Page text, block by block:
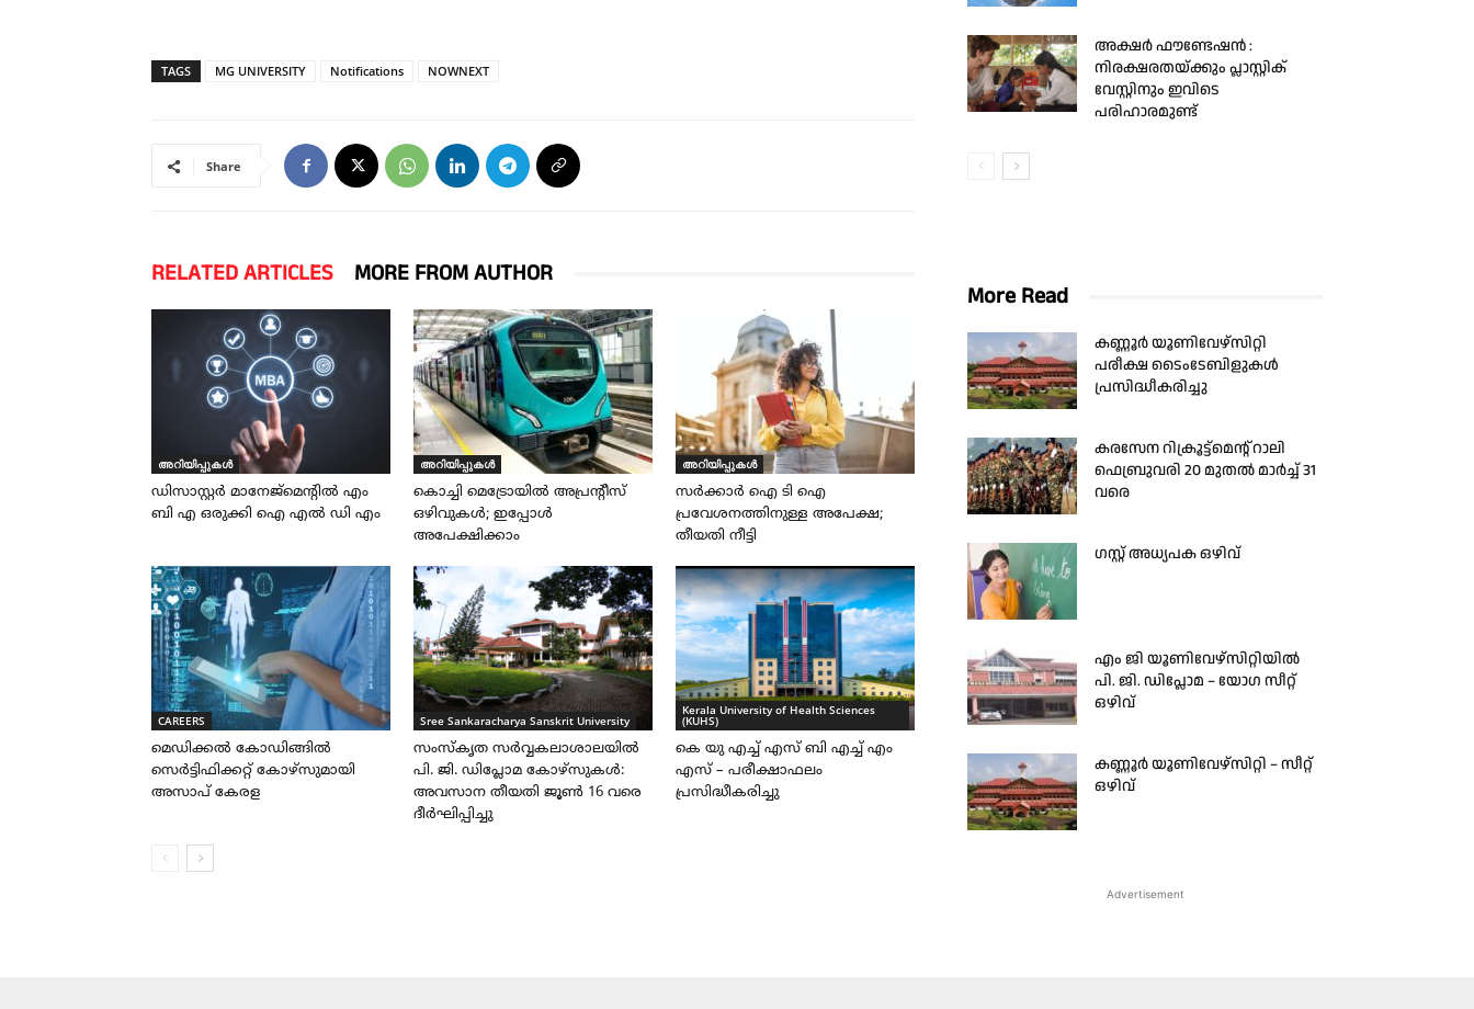
TAGS MG UNIVERSITY Notifications NOWNEXT
Share
RELATED ARTICLES MORE FROM AUTHOR
അറിയിപ്പുകൾ
ഡിസാസ്റ്റർ മാനേജ്മെന്റിൽ എം
ബി എ ഒരുക്കി ഐ എൽ ഡി എം
അറിയിപ്പുകൾ
കൊച്ചി മെട്രോയിൽ അപ്രന്റീസ്
ഒഴിവുകൾ; ഇപ്പോൾ
അപേക്ഷിക്കാം
അറിയിപ്പുകൾ
സർക്കാർ ഐ ടി ഐ
പ്രവേശനത്തിനുള്ള അപേക്ഷ;
തീയതി നീട്ടി
CAREERS
മെഡിക്കൽ കോഡിങ്ങിൽ
സെർട്ടിഫിക്കറ്റ് കോഴ്സുമായി
അസാപ് കേരള
Sree Sankaracharya Sanskrit University
സംസ്കൃത സർവ്വകലാശാലയിൽ
പി. ജി. ഡിപ്ലോമ കോഴ്സുകൾ:
അവസാന തീയതി ജൂൺ 16 വരെ
ദീർഘിപ്പിച്ചു
Kerala University of Health Sciences
(KUHS)
കെ യു എച്ച് എസ് ബി എച്ച് എം
എസ് – പരീക്ഷാഫലം
പ്രസിദ്ധീകരിച്ചു
അക്ഷർ ഫൗണ്ടേഷൻ :
നിരക്ഷരതയ്ക്കും പ്ലാസ്റ്റിക്
വേസ്റ്റിനും ഇവിടെ
പരിഹാരമുണ്ട്
More Read
കണ്ണൂർ യൂണിവേഴ്സിറ്റി
പരീക്ഷ ടൈംടേബിളുകൾ
പ്രസിദ്ധീകരിച്ചു
കരസേന റിക്രൂട്ട്മെന്റ് റാലി
ഫെബ്രുവരി 20 മുതല്‍ മാര്‍ച്ച്‌ 31
വരെ
ഗസ്റ്റ് അധ്യപക ഒഴിവ്
എം ജി യൂണിവേഴ്സിറ്റിയിൽ
പി. ജി. ഡിപ്ലോമ – യോഗ സീറ്റ്
ഒഴിവ്
കണ്ണൂർ യൂണിവേഴ്സിറ്റി – സീറ്റ്
ഒഴിവ്
Advertisement